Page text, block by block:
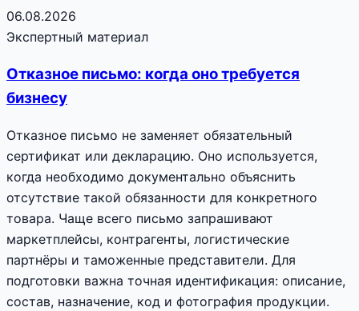
06.08.2026
Экспертный материал
Отказное письмо: когда оно требуется
бизнесу
Отказное письмо не заменяет обязательный
сертификат или декларацию. Оно используется,
когда необходимо документально объяснить
отсутствие такой обязанности для конкретного
товара. Чаще всего письмо запрашивают
маркетплейсы, контрагенты, логистические
партнёры и таможенные представители. Для
подготовки важна точная идентификация: описание,
состав, назначение, код и фотография продукции.